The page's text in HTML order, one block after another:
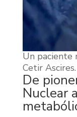
Un paciente
Cetir Ascires.
De
Nuclear